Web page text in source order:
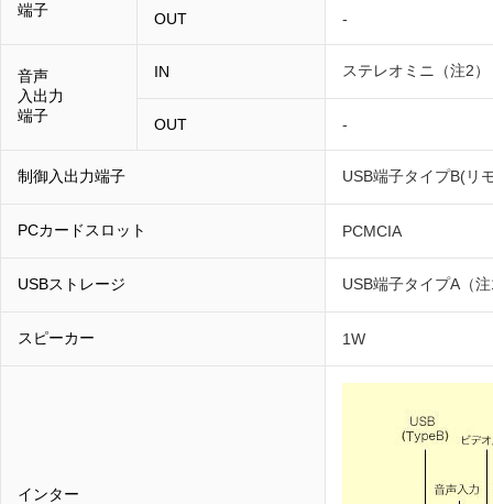
端子
OUT -
音声
入出力
端子
IN ステレオミニ（注2）
OUT -
制御入出力端子 USB端子タイプB(リ
PCカードスロット PCMCIA
USBストレージ USB端子タイプA（
スピーカー 1W
インター